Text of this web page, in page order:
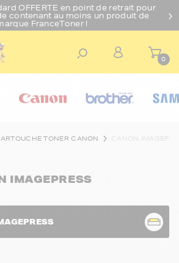
OFFERTE en point de retrait pour
contenant au moins un produit de
FranceToner !
0
TONER CANON CANON
IMAGEPRESS